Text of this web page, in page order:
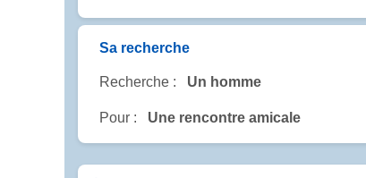
Sa recherche
Recherche : Un homme
Pour : Une rencontre amicale